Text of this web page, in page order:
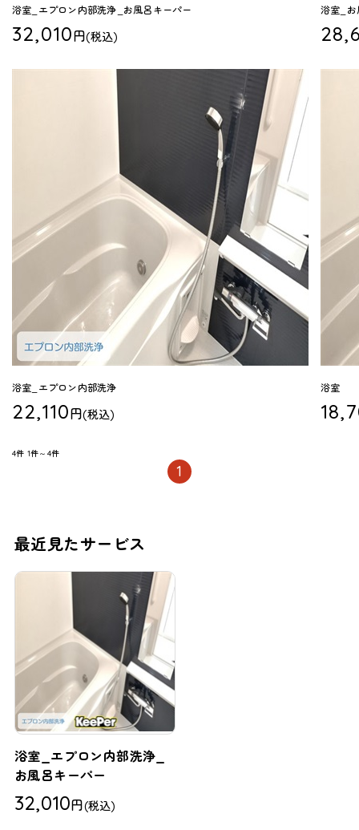
浴室_エプロン内部洗浄_お風呂キーパー
32,010円(税込)
浴室_お
浴室_エプロン内部洗浄
22,110円(税込)
浴室
4件 1件～4件
1
最近見たサービス
浴室_エプロン内部洗浄_
お風呂キーパー
32,010円(税込)